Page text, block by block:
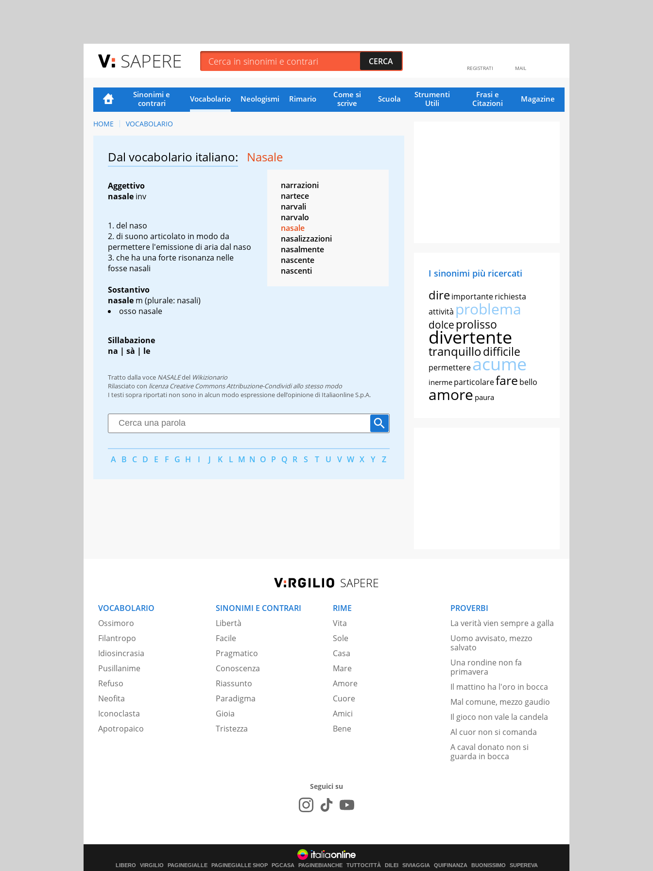
SAPERE MAIL
REGISTRATI
Sinonimi e
contrari
Vocabolario Neologismi Rimario
Come si
scrive
Scuola
Strumenti
Utili
Frasi e
Citazioni
Magazine
HOME VOCABOLARIO
Dal vocabolario italiano: Nasale
Aggettivo
nasale inv
del naso
di suono articolato in modo da
permettere l'emissione di aria dal naso
che ha una forte risonanza nelle
fosse nasali
Sostantivo
nasale m (plurale: nasali)
osso nasale
Sillabazione
na | sà | le
narrazioni
nartece
narvali
narvalo
nasale
nasalizzazioni
nasalmente
nascente
nascenti
Tratto dalla voce NASALEdel Wikizionario
Rilasciato con licenza Creative Commons Attribuzione-Condividi allo stesso modo
I testi sopra riportati non sono in alcun modo espressione dell’opinione di Italiaonline S.p.A.
A B C D E F G H I J K L M N O P Q R S T U V W X Y Z
I sinonimi più ricercati
direimportanterichiesta
attività problema
dolce prolisso
divertente
tranquillodifficile
permettereacume
inerme particolarefare bello
amore paura
SAPERE
VOCABOLARIO
Ossimoro
Filantropo
Idiosincrasia
Pusillanime
Refuso
Neofita
Iconoclasta
Apotropaico
SINONIMI E CONTRARI
Libertà
Facile
Pragmatico
Conoscenza
Riassunto
Paradigma
Gioia
Tristezza
RIME
Vita
Sole
Casa
Mare
Amore
Cuore
Amici
Bene
PROVERBI
La verità vien sempre a galla
Uomo avvisato, mezzo
salvato
Una rondine non fa
primavera
Il mattino ha l'oro in bocca
Mal comune, mezzo gaudio
Il gioco non vale la candela
Al cuor non si comanda
A caval donato non si
guarda in bocca
Seguici su
LIBERO VIRGILIO PAGINEGIALLE PAGINEGIALLE SHOP PGCASA PAGINEBIANCHE TUTTOCITTÀ DILEI SIVIAGGIA QUIFINANZA BUONISSIMO SUPEREVA